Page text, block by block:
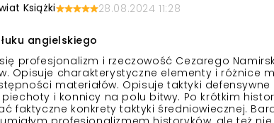
Książki 28.08.2024 11:28
angielskiego
profesjonalizm i rzeczowość Cezarego
Opisuje charakterystyczne elementy i różnice
materiałów. Opisuje taktyki defensywne
i konnicy na polu bitwy. Po krótkim
faktyczne konkrety taktyki średniowiecznej.